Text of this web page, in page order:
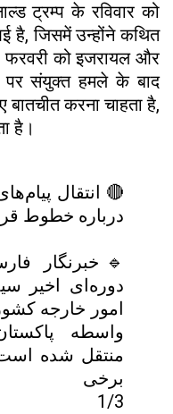
ट्रम्प के रविवार को
है, जिसमें उन्होंने कथित
फरवरी को इजरायल और
पर संयुक्त हमले के बाद
करना चाहता है,
है।
🔴 انتقال
درباره خطوط
🔹خبرنگار
دوره‌ای اخیر
امور خارجه
واسطه
منتقل شده
برخی
1/3